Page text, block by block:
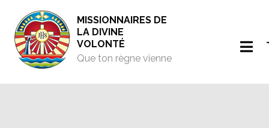
MISSIONNAIRES DE
LA DIVINE
VOLONTÉ
Que ton règne vienne